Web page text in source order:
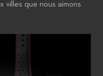
villes que nous aimons